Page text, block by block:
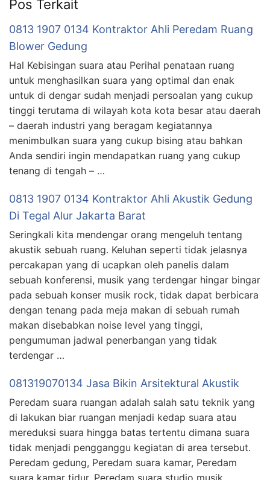
Pos Terkait
0813 1907 0134 Kontraktor Ahli Peredam Ruang
Blower Gedung
Hal Kebisingan suara atau Perihal penataan ruang
untuk menghasilkan suara yang optimal dan enak
untuk di dengar sudah menjadi persoalan yang cukup
tinggi terutama di wilayah kota kota besar atau daerah
– daerah industri yang beragam kegiatannya
menimbulkan suara yang cukup bising atau bahkan
Anda sendiri ingin mendapatkan ruang yang cukup
tenang di tengah – …
0813 1907 0134 Kontraktor Ahli Akustik Gedung
Di Tegal Alur Jakarta Barat
Seringkali kita mendengar orang mengeluh tentang
akustik sebuah ruang. Keluhan seperti tidak jelasnya
percakapan yang di ucapkan oleh panelis dalam
sebuah konferensi, musik yang terdengar hingar bingar
pada sebuah konser musik rock, tidak dapat berbicara
dengan tenang pada meja makan di sebuah rumah
makan disebabkan noise level yang tinggi,
pengumuman jadwal penerbangan yang tidak
terdengar …
081319070134 Jasa Bikin Arsitektural Akustik
Peredam suara ruangan adalah salah satu teknik yang
di lakukan biar ruangan menjadi kedap suara atau
mereduksi suara hingga batas tertentu dimana suara
tidak menjadi pengganggu kegiatan di area tersebut.
Peredam gedung, Peredam suara kamar, Peredam